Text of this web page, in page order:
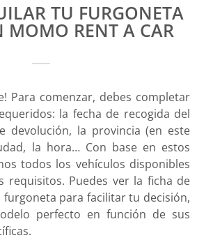
TU FURGONETA
MOMO RENT A CAR
Para comenzar, debes completar
la fecha de recogida del
devolución, la provincia (en este
la hora… Con base en estos
todos los vehículos disponibles
requisitos. Puedes ver la ficha de
para facilitar tu decisión,
perfecto en función de sus